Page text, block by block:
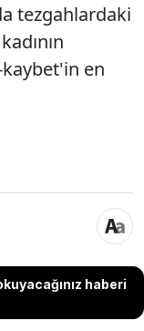
tezgahlardaki
en
haberi